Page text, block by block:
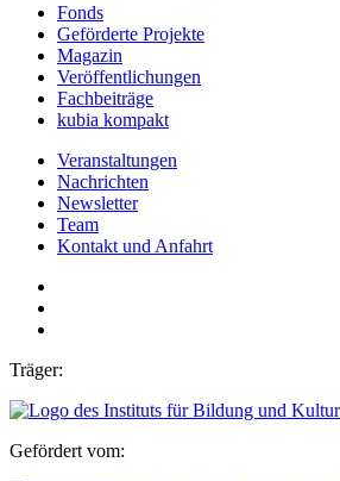
Fonds
Geförderte Projekte
Magazin
Veröffentlichungen
Fachbeiträge
kubia kompakt
Veranstaltungen
Nachrichten
Newsletter
Team
Kontakt und Anfahrt
Träger:
Gefördert vom: